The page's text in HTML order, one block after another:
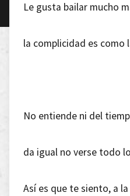
Le gusta bailar mucho
la complicidad es como
No entiende ni del
da igual no verse todo
Así es que te siento, a